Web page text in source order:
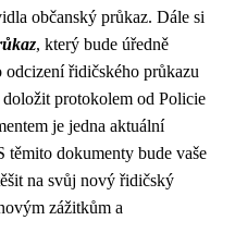
občanský průkaz. Dále si
, který bude úředně
řidičského průkazu
doložit protokolem od Policie
je jedna aktuální
těmito dokumenty bude vaše
na svůj nový řidičský
zážitkům a